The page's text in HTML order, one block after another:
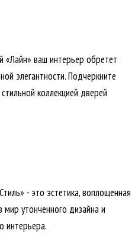
«Лайн» ваш интерьер обретет
элегантности. Подчеркните
коллекцией дверей
- это эстетика, воплощенная
утонченного дизайна и
интерьера.